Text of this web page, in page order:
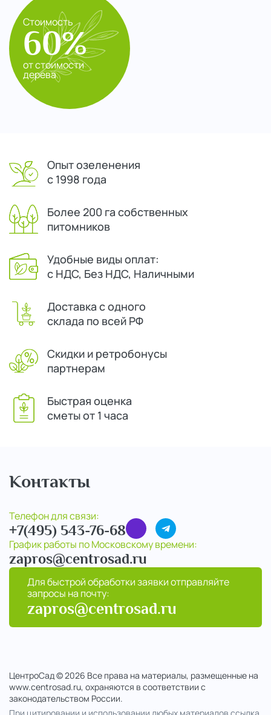
Стоимость
60%
от стоимости
дерева
Опыт озеленения
с 1998 года
Более 200 га собственных
питомников
Удобные виды оплат:
с НДС, Без НДС, Наличными
Доставка с одного
склада по всей РФ
Скидки и ретробонусы
партнерам
Быстрая оценка
сметы от 1 часа
Контакты
Телефон для связи:
+7(495) 543-76-68
График работы по Московскому времени:
zapros@centrosad.ru
Для быстрой обработки заявки отправляйте
запросы на почту:
zapros@centrosad.ru
ЦентроСад © 2026 Все права на материалы, размещенные на
www.centrosad.ru, охраняются в соответствии с
законодательством России.